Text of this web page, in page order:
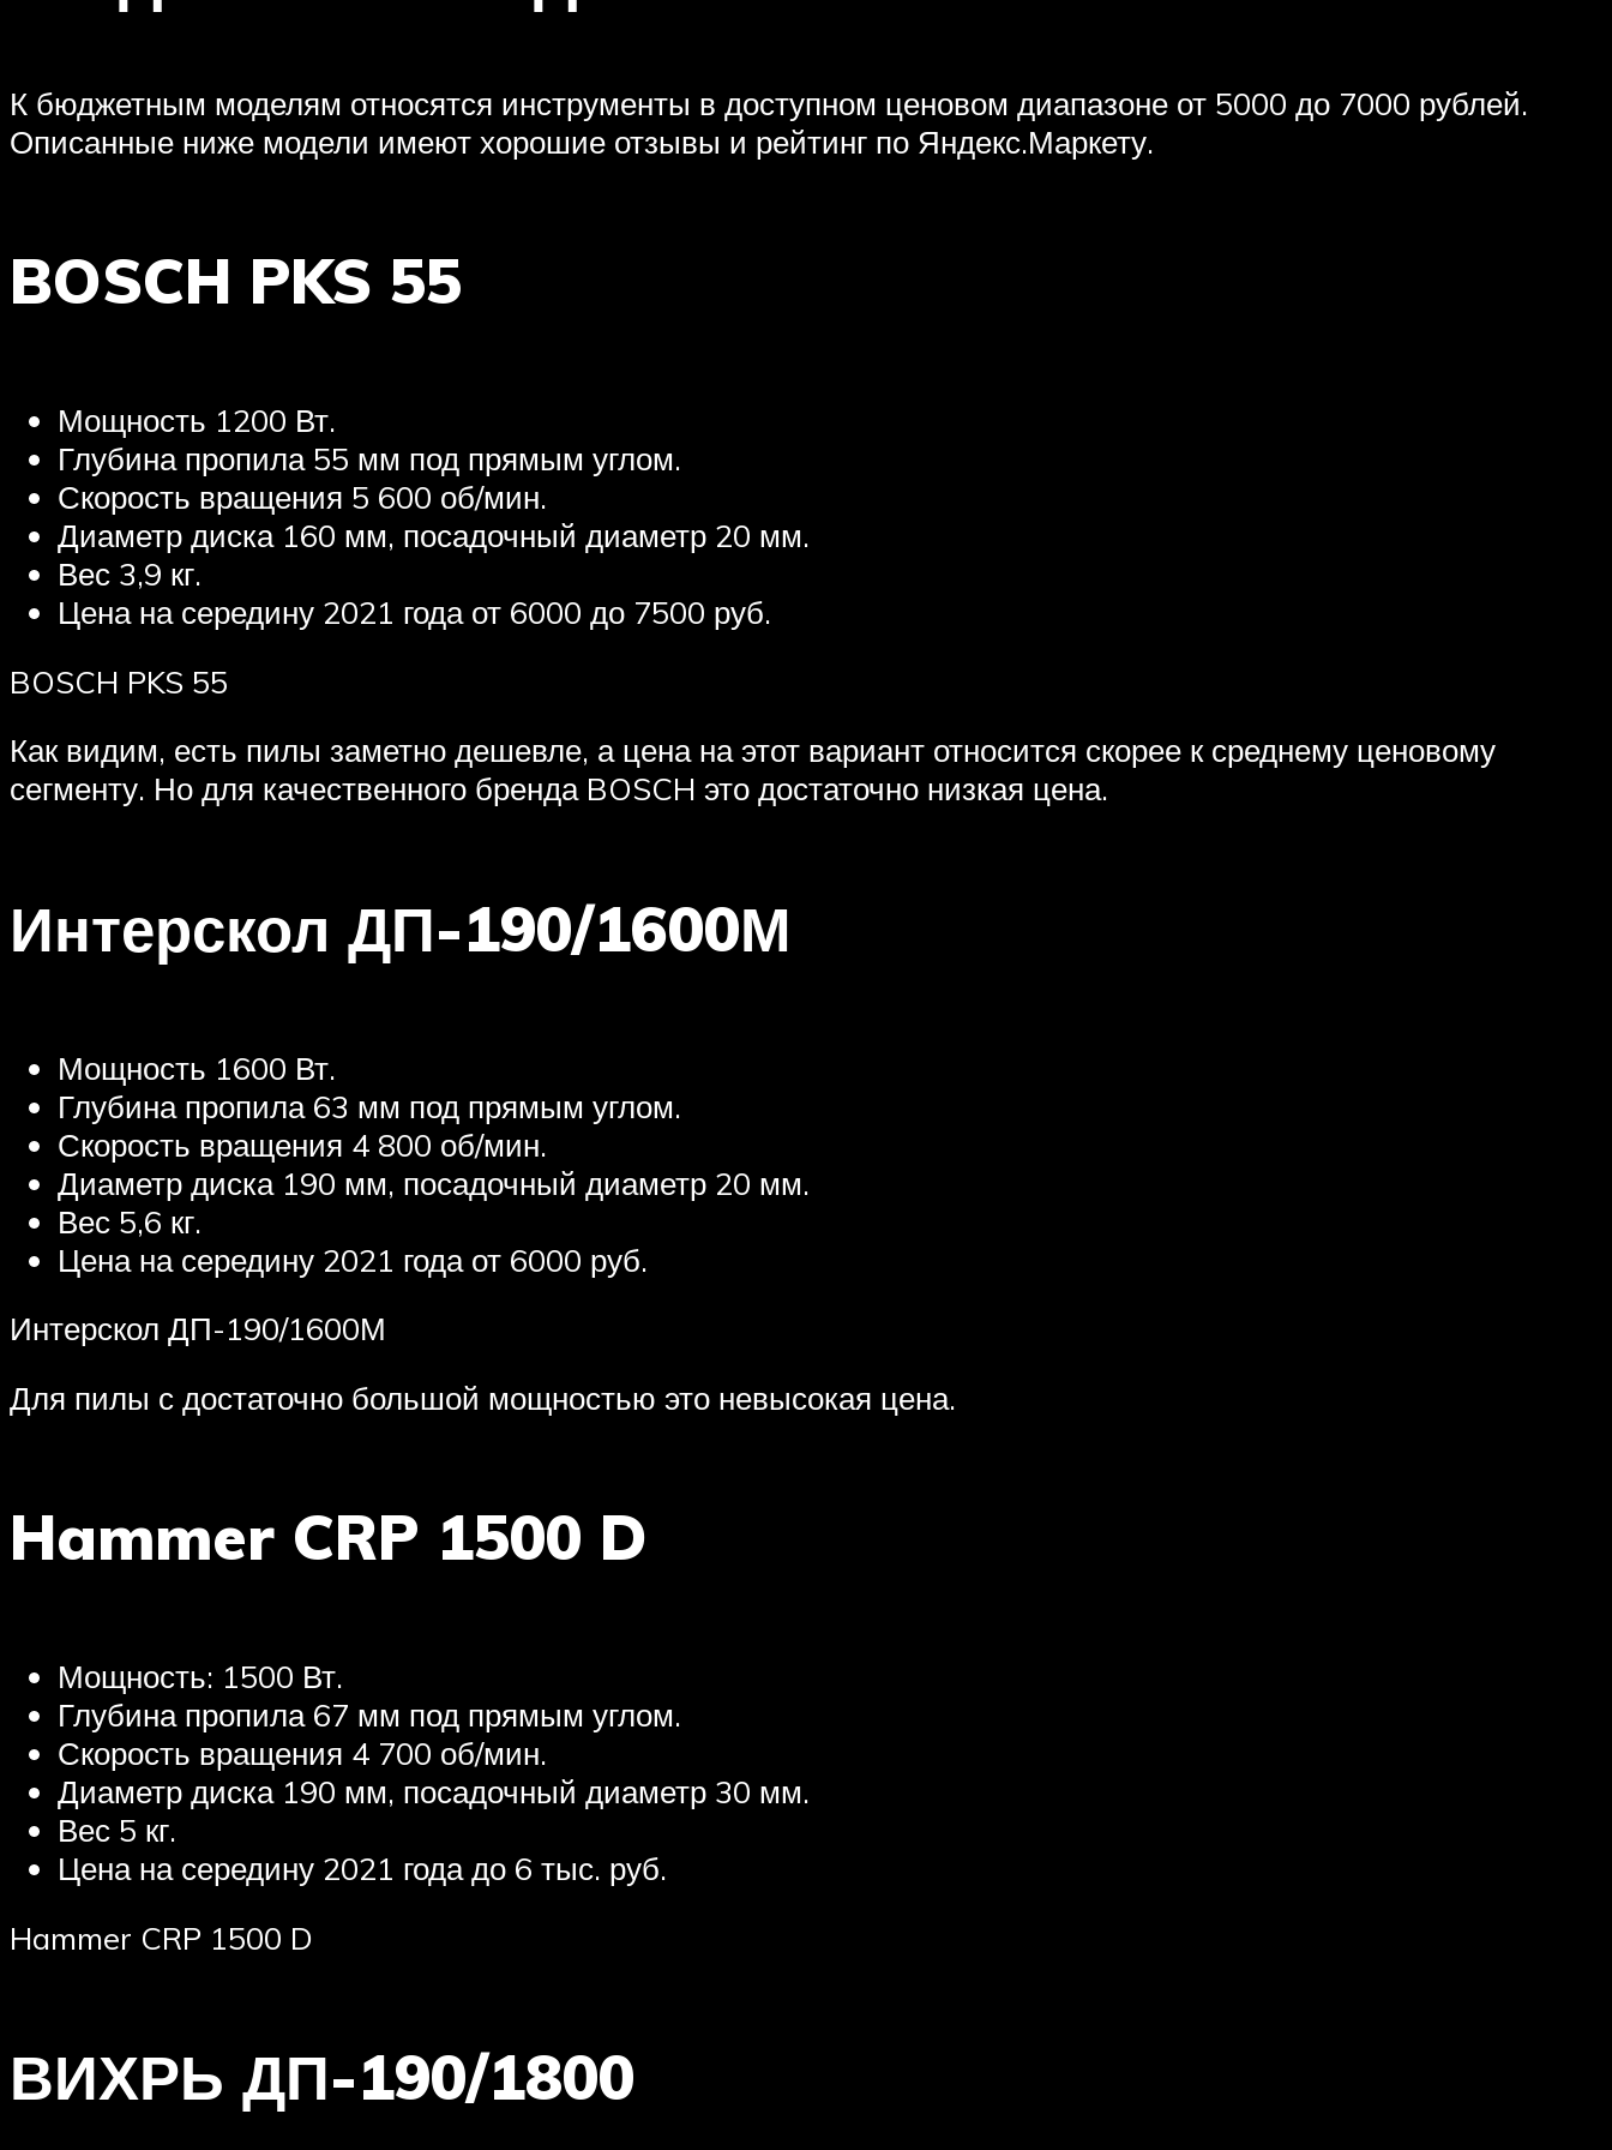
К бюджетным моделям относятся инструменты в доступном ценовом диапазоне от 5000 до 7000 рублей.
Описанные ниже модели имеют хорошие отзывы и рейтинг по Яндекс.Маркету.
BOSCH PKS 55
Мощность 1200 Вт.
Глубина пропила 55 мм под прямым углом.
Скорость вращения 5 600 об/мин.
Диаметр диска 160 мм, посадочный диаметр 20 мм.
Вес 3,9 кг.
Цена на середину 2021 года от 6000 до 7500 руб.
BOSCH PKS 55
Как видим, есть пилы заметно дешевле, а цена на этот вариант относится скорее к среднему ценовому
сегменту. Но для качественного бренда BOSCH это достаточно низкая цена.
Интерскол ДП-190/1600М
Мощность 1600 Вт.
Глубина пропила 63 мм под прямым углом.
Скорость вращения 4 800 об/мин.
Диаметр диска 190 мм, посадочный диаметр 20 мм.
Вес 5,6 кг.
Цена на середину 2021 года от 6000 руб.
Интерскол ДП-190/1600М
Для пилы с достаточно большой мощностью это невысокая цена.
Hammer CRP 1500 D
Мощность: 1500 Вт.
Глубина пропила 67 мм под прямым углом.
Скорость вращения 4 700 об/мин.
Диаметр диска 190 мм, посадочный диаметр 30 мм.
Вес 5 кг.
Цена на середину 2021 года до 6 тыс. руб.
Hammer CRP 1500 D
ВИХРЬ ДП-190/1800